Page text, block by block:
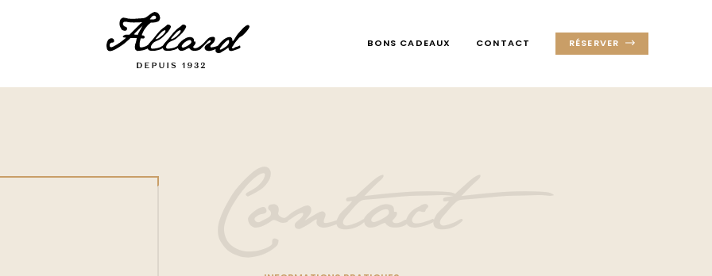
BONS CADEAUX CONTACT RÉSERVER